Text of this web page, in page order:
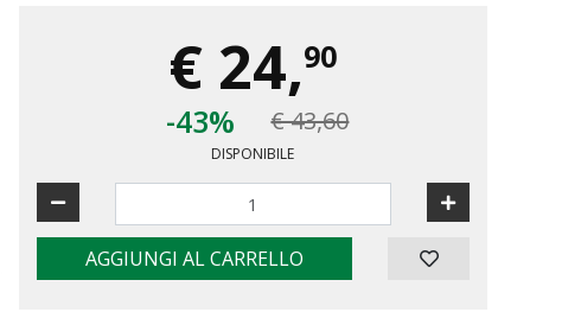
€ 24,90
-43%
€ 43,60
DISPONIBILE
AGGIUNGI AL CARRELLO